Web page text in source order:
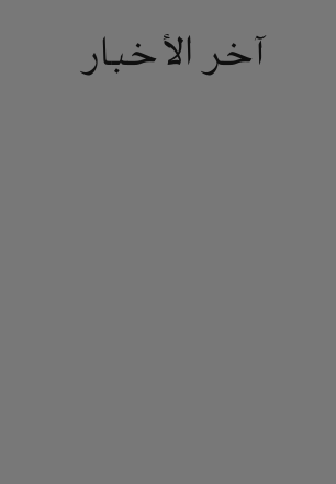
آخر الأخبار